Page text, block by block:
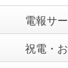
電報サ
祝電・